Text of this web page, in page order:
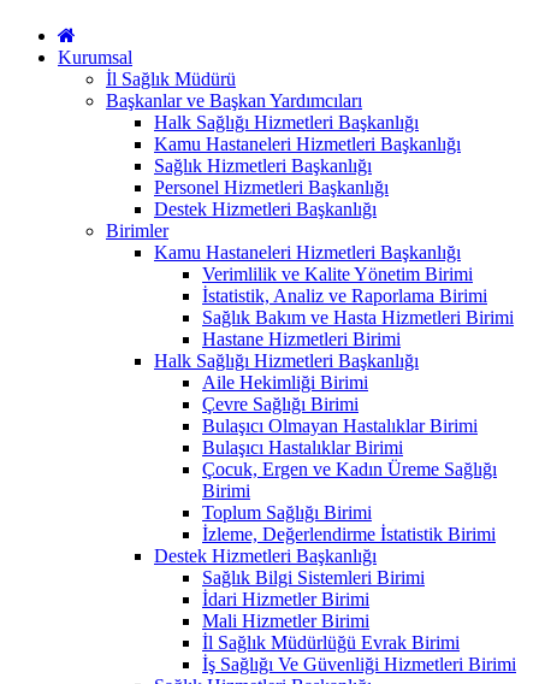
Kurumsal
İl Sağlık Müdürü
Başkanlar ve Başkan Yardımcıları
Halk Sağlığı Hizmetleri Başkanlığı
Kamu Hastaneleri Hizmetleri Başkanlığı
Sağlık Hizmetleri Başkanlığı
Personel Hizmetleri Başkanlığı
Destek Hizmetleri Başkanlığı
Birimler
Kamu Hastaneleri Hizmetleri Başkanlığı
Verimlilik ve Kalite Yönetim Birimi
İstatistik, Analiz ve Raporlama Birimi
Sağlık Bakım ve Hasta Hizmetleri Birimi
Hastane Hizmetleri Birimi
Halk Sağlığı Hizmetleri Başkanlığı
Aile Hekimliği Birimi
Çevre Sağlığı Birimi
Bulaşıcı Olmayan Hastalıklar Birimi
Bulaşıcı Hastalıklar Birimi
Çocuk, Ergen ve Kadın Üreme Sağlığı
Birimi
Toplum Sağlığı Birimi
İzleme, Değerlendirme İstatistik Birimi
Destek Hizmetleri Başkanlığı
Sağlık Bilgi Sistemleri Birimi
İdari Hizmetler Birimi
Mali Hizmetler Birimi
İl Sağlık Müdürlüğü Evrak Birimi
İş Sağlığı Ve Güvenliği Hizmetleri Birimi